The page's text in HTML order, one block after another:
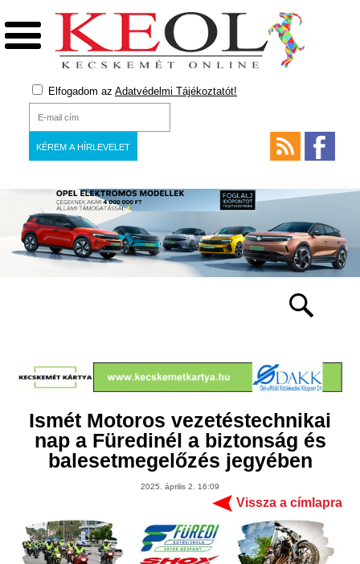
Elfogadom az Adatvédelmi Tájékoztatót!
Ismét Motoros vezetéstechnikai
nap a Füredinél a biztonság és
balesetmegelőzés jegyében
2025. április 2. 16:09
Vissza a címlapra